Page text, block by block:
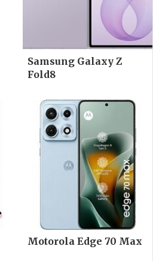
Samsung Galaxy Z
Fold8
Motorola Edge 70 Max